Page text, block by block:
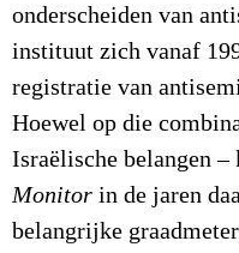
onderscheiden van
instituut zich vanaf
registratie van
Hoewel op die
Israëlische belangen
Monitor in de jaren
belangrijke